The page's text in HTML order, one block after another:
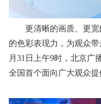
更清晰的画质、更
的色彩表现力，为观众
月31日上午9时，北京广
全国首个面向广大观众提